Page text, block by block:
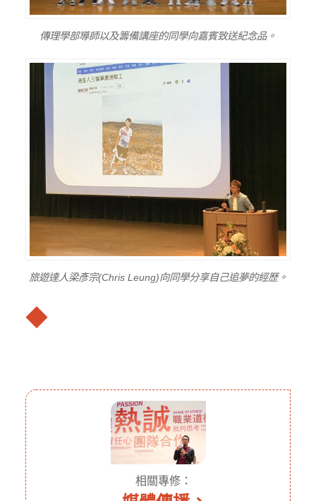
傳理學部導師以及籌備講座的同學向嘉賓致送紀念品。
旅遊達人梁彥宗(Chris Leung)向同學分享自己追夢的經歷。
◆
相關專修：